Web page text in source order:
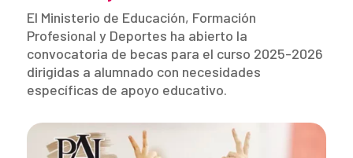
El Ministerio de Educación, Formación
Profesional y Deportes ha abierto la
convocatoria de becas para el curso 2025-2026
dirigidas a alumnado con necesidades
específicas de apoyo educativo.